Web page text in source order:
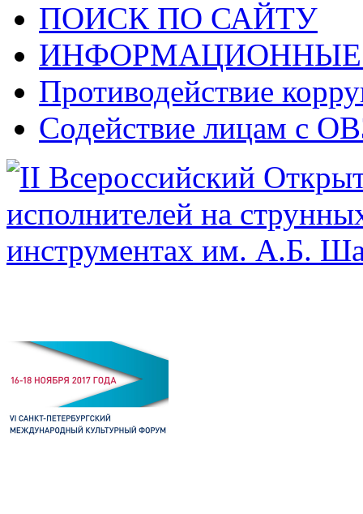
ПОИСК ПО САЙТУ
ИНФОРМАЦИОННЫЕ
Противодействие
Содействие лицам с